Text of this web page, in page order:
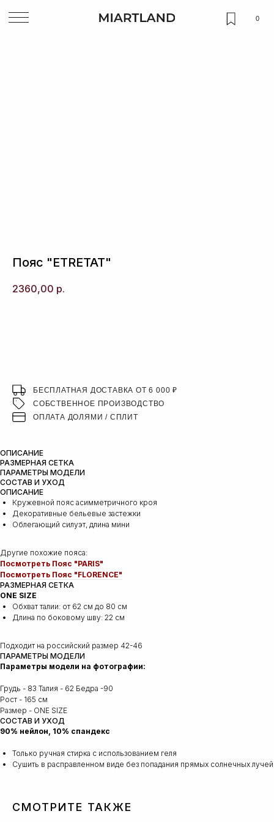
Пояс "ETRETAT"
2360,00 р.
БЕСПЛАТНАЯ ДОСТАВКА ОТ 6 000 ₽
СОБСТВЕННОЕ ПРОИЗВОДСТВО
ОПЛАТА ДОЛЯМИ / СПЛИТ
ОПИСАНИЕ
РАЗМЕРНАЯ СЕТКА
ПАРАМЕТРЫ МОДЕЛИ
СОСТАВ И УХОД
ОПИСАНИЕ
Кружевной пояс асимметричного кроя
Декоративные бельевые застежки
Облегающий силуэт, длина мини
Другие похожие пояса:
Посмотреть Пояс "PARIS"
Посмотреть Пояс "FLORENCE"
РАЗМЕРНАЯ СЕТКА
ONE SIZE
Обхват талии: от 62 см до 80 см
Длина по боковому шву: 22 см
Подходит на российский размер 42-46
ПАРАМЕТРЫ МОДЕЛИ
Параметры модели на фотографии:
Грудь - 83 Талия - 62 Бедра -90
Рост - 165 см
Размер - ONE SIZE
СОСТАВ И УХОД
90% нейлон, 10% спандекс
Только ручная стирка с использованием геля
Сушить в расправленном виде без попадания прямых солнечных лучей
СМОТРИТЕ ТАКЖЕ